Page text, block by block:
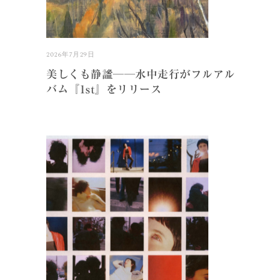
2026年7月29日
美しくも静謐──水中走行がフルアル
バム『1st』をリリース